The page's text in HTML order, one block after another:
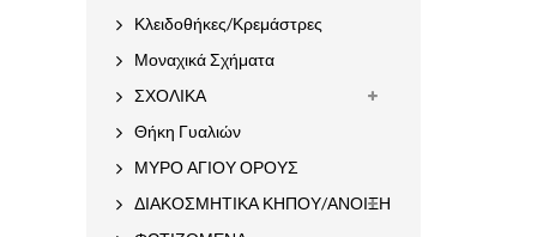
Κλειδοθήκες/Κρεμάστρες
Μοναχικά Σχήματα
ΣΧΟΛΙΚΑ
Θήκη Γυαλιών
ΜΥΡΟ ΑΓΙΟΥ ΟΡΟΥΣ
ΔΙΑΚΟΣΜΗΤΙΚΑ ΚΗΠΟΥ/ΑΝΟΙΞΗ